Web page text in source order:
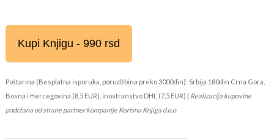
Kupi Knjigu - 990 rsd
Poštarina (Besplatna isporuka, porudžbina preko 3000din): Srbija 180din Crna Gora,
Bosna i Hercegovina (8,5 EUR), inostranstvo DHL (7,5 EUR) | Realizacija kupovine
podržana od strane partner kompanije Korisna Knjiga d.o.o